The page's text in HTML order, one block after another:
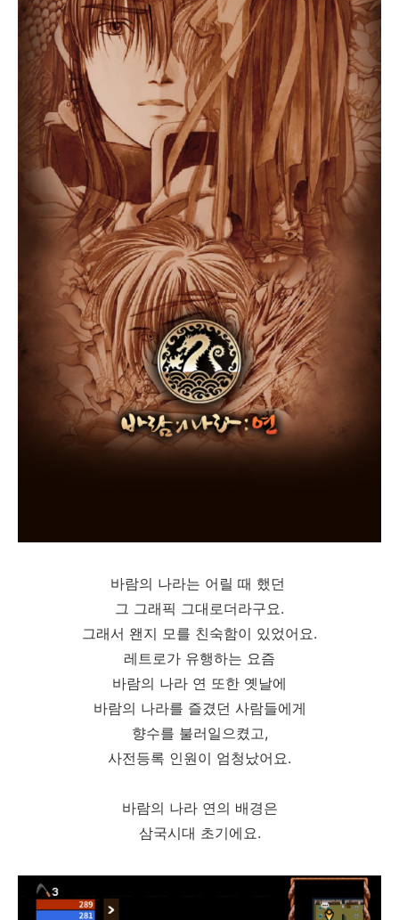
바람의 나라는 어릴 때 했던
그 그래픽 그대로더라구요.
그래서 왠지 모를 친숙함이 있었어요.
레트로가 유행하는 요즘
바람의 나라 연 또한 옛날에
바람의 나라를 즐겼던 사람들에게
향수를 불러일으켰고,
사전등록 인원이 엄청났어요.
바람의 나라 연의 배경은
삼국시대 초기에요.